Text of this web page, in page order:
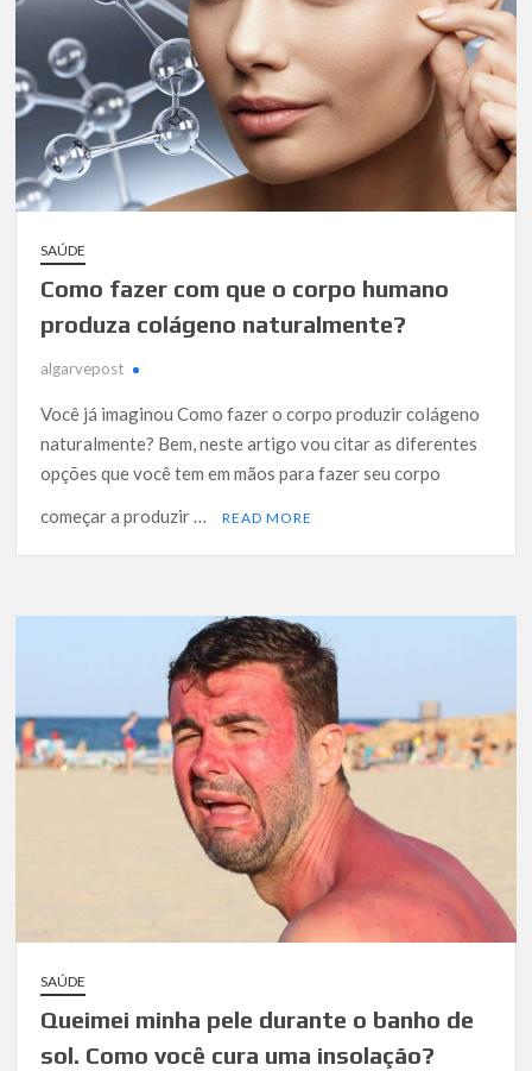
SAÚDE
Como fazer com que o corpo humano
produza colágeno naturalmente?
algarvepost
Você já imaginou Como fazer o corpo produzir colágeno
naturalmente? Bem, neste artigo vou citar as diferentes
opções que você tem em mãos para fazer seu corpo
começar a produzir …
READ MORE
SAÚDE
Queimei minha pele durante o banho de
sol. Como você cura uma insolação?